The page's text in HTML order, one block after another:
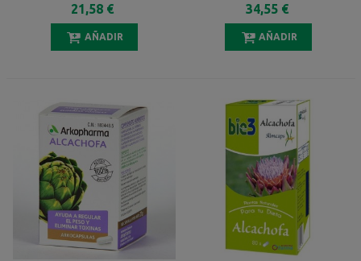
21,58 €
AÑADIR
34,55 €
AÑADIR